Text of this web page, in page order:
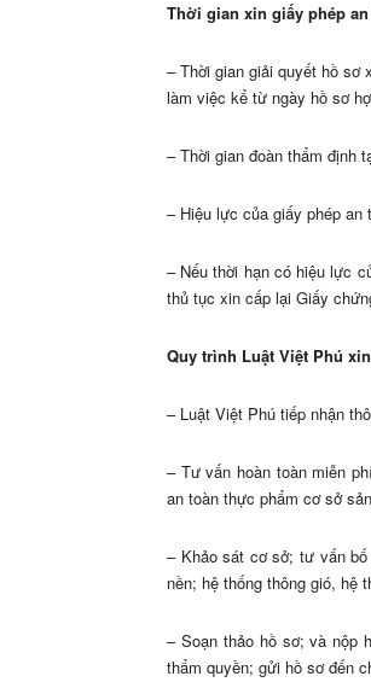
Thời gian xin giấy phép
– Thời gian giải quyết hồ sơ
làm việc kể từ ngày hồ sơ
– Thời gian đoàn thẩm định
– Hiệu lực của giấy phép
– Nếu thời hạn có hiệu lực
thủ tục xin cấp lại Giấy
Quy trình Luật Việt Phú
– Luật Việt Phú tiếp nhận
– Tư vấn hoàn toàn miễn
an toàn thực phẩm cơ sở
– Khảo sát cơ sở; tư vấn
nền; hệ thống thông gió, hệ
– Soạn thảo hồ sơ; và nộp
thẩm quyền; gửi hồ sơ đến